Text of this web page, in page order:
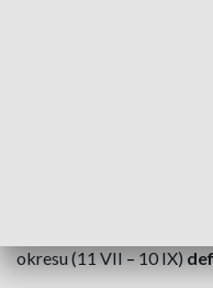
okresu (11 VII–10 IX)